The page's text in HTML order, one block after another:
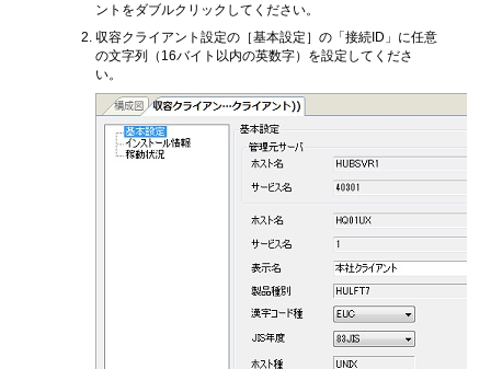
ントをダブルクリックしてください。
収容クライアント設定の［基本設定］の「接続ID」に任意
の文字列（16バイト以内の英数字）を設定してくださ
い。